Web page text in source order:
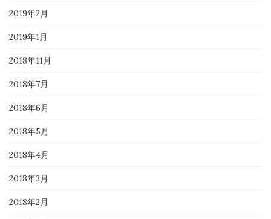
2019年2月
2019年1月
2018年11月
2018年7月
2018年6月
2018年5月
2018年4月
2018年3月
2018年2月